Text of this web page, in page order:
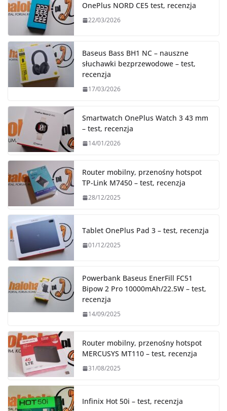
OnePlus NORD CE5 test, recenzja
22/03/2026
Baseus Bass BH1 NC – nauszne
słuchawki bezprzewodowe – test,
recenzja
17/03/2026
Smartwatch OnePlus Watch 3 43 mm
– test, recenzja
14/01/2026
Router mobilny, przenośny hotspot
TP-Link M7450 – test, recenzja
28/12/2025
Tablet OnePlus Pad 3 – test, recenzja
01/12/2025
Powerbank Baseus EnerFill FC51
Bipow 2 Pro 10000mAh/22.5W – test,
recenzja
14/09/2025
Router mobilny, przenośny hotspot
MERCUSYS MT110 – test, recenzja
31/08/2025
Infinix Hot 50i – test, recenzja